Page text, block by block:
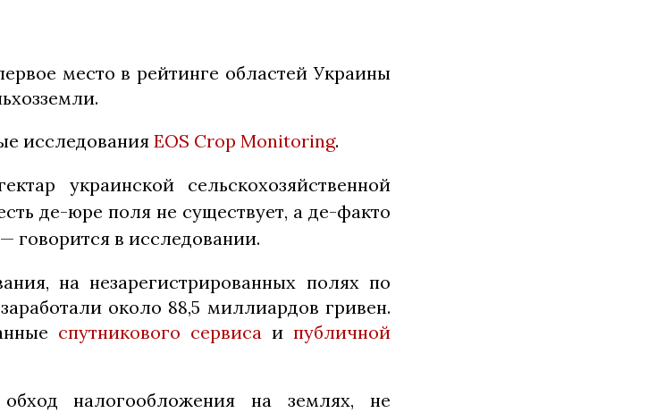
место в рейтинге областей Украины
исследования EOS Crop Monitoring.
украинской сельскохозяйственной
де-юре поля не существует, а де-факто
говорится в исследовании.
на незарегистрированных полях по
около 88,5 миллиардов гривен.
спутникового сервиса и публичной
налогообложения на землях, не